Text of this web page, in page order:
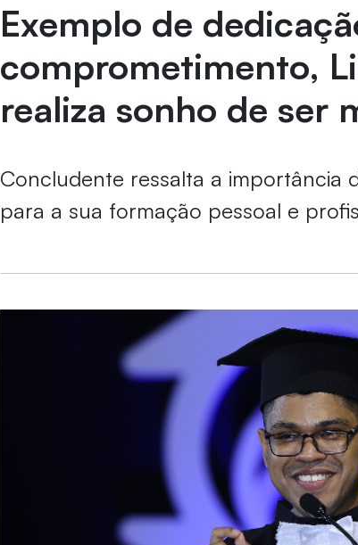
Exemplo de
comprometimento,
realiza sonho de ser
Concludente ressalta a importância
para a sua formação pessoal e